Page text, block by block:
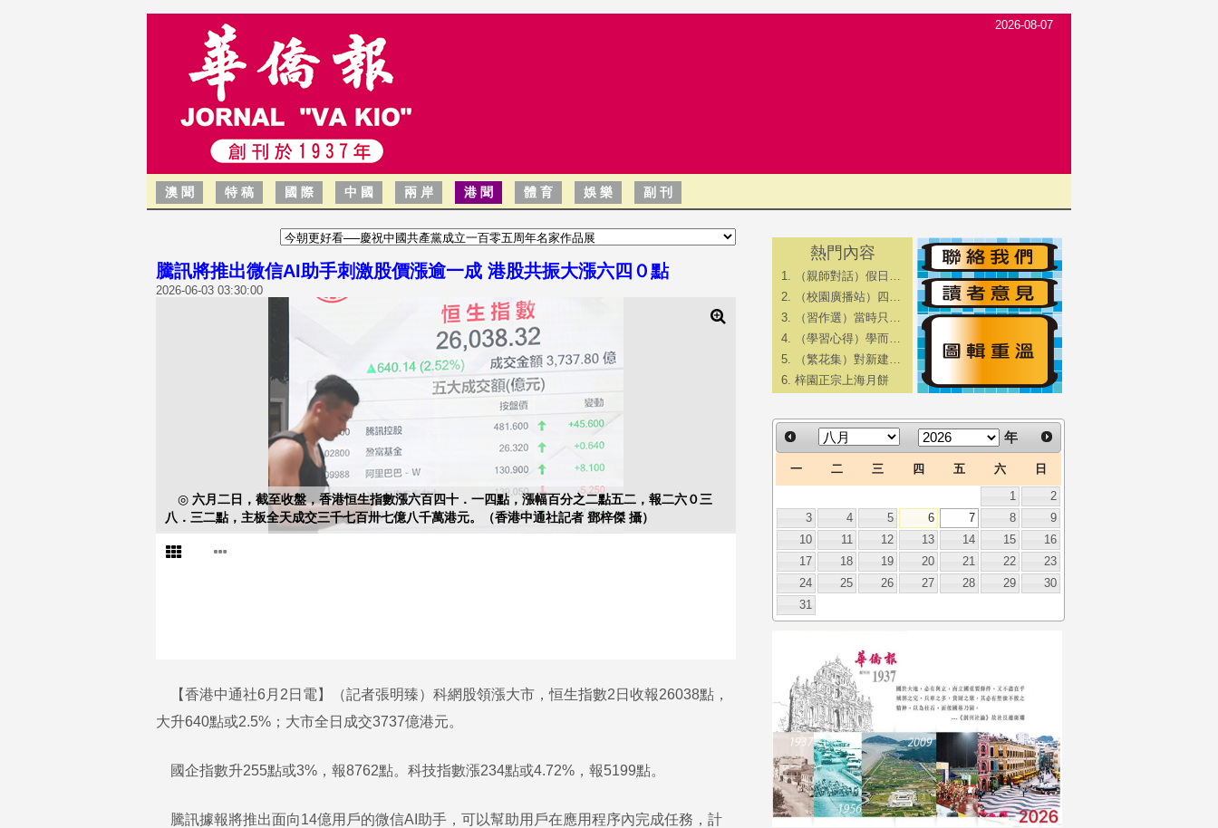
2026-08-07
澳 聞 特 稿 國 際 中 國 兩 岸 港 聞 體 育 娛 樂 副 刊
騰訊將推出微信AI助手刺激股價漲逾一成 港股共振大漲六四０點
2026-06-03 03:30:00
◎ 六月二日，截至收盤，香港恒生指數漲六百四十．一四點，漲幅百分之二點五二，報二六０三
八．三二點，主板全天成交三千七百卅七億八千萬港元。（香港中通社記者 鄧梓傑 攝）
【香港中通社6月2日電】（記者張明臻）科網股領漲大市，恒生指數2日收報26038點，
大升640點或2.5%；大市全日成交3737億港元。
國企指數升255點或3%，報8762點。科技指數漲234點或4.72%，報5199點。
騰訊據報將推出面向14億用戶的微信AI助手，可以幫助用戶在應用程序內完成任務，計
熱門內容
（親師對話）假日…
（校園廣播站）四…
（習作選）當時只…
（學習心得）學而…
（繁花集）對新建…
梓園正宗上海月餅
年
一 二 三 四 五 六 日
1
2
3
4 5 6 7 8
9
10
11 12 13 14 15
16
17
18 19 20 21 22
23
24
25 26 27 28 29
30
31